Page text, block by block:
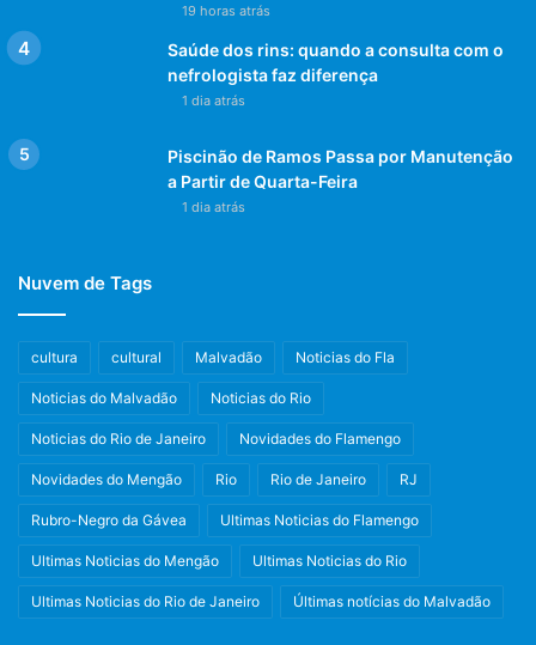
19 horas atrás
Saúde dos rins: quando a consulta com o
nefrologista faz diferença
1 dia atrás
Piscinão de Ramos Passa por Manutenção
a Partir de Quarta-Feira
1 dia atrás
Nuvem de Tags
cultura cultural Malvadão Noticias do Fla
Noticias do Malvadão Noticias do Rio
Noticias do Rio de Janeiro Novidades do Flamengo
Novidades do Mengão Rio Rio de Janeiro RJ
Rubro-Negro da Gávea Ultimas Noticias do Flamengo
Ultimas Noticias do Mengão Ultimas Noticias do Rio
Ultimas Noticias do Rio de Janeiro Últimas notícias do Malvadão